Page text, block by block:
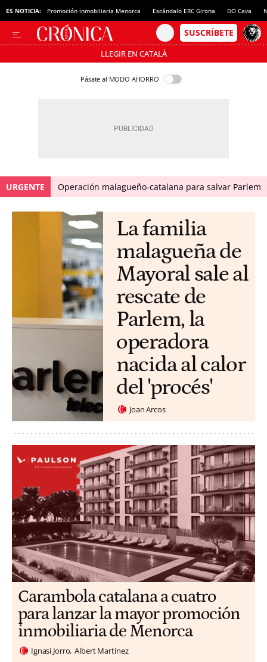
ES NOTICIA: Promoción inmobiliaria Menorca Escándalo ERC Girona DO Cava
LLEGIR EN CATALÀ
Pásate al MODO AHORRO
URGENTE Operación malagueño-catalana para salvar Parlem
La familia
malagueña de
Mayoral sale al
rescate de
Parlem, la
operadora
nacida al calor
del 'procés'
Joan Arcos
Carambola catalana a cuatro
para lanzar la mayor promoción
inmobiliaria de Menorca
Ignasi Jorro Albert Martínez